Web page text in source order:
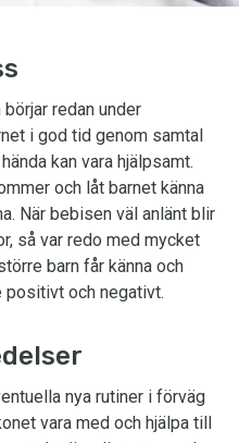
redan under
i god tid genom samtal
kan vara hjälpsamt.
och låt barnet känna
När bebisen väl anlänt blir
så var redo med mycket
barn får känna och
positivt och negativt.
nya rutiner i förväg
vara med och hjälpa till